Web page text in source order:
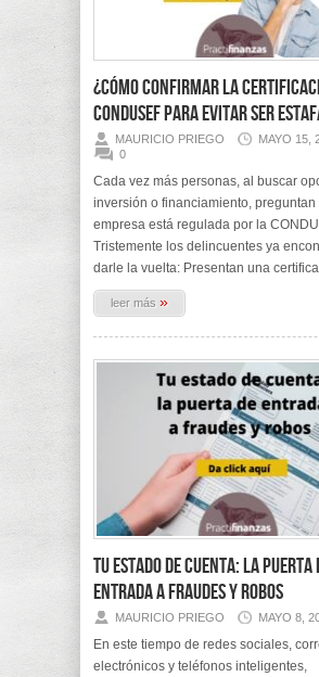
¿Cómo confirmar la
CONDUSEF para evitar ser
MAURICIO PRIEGO
MAYO 15,
0
Cada vez más personas, al buscar
inversión o financiamiento, preguntan
empresa está regulada por la
Tristemente los delincuentes ya
darle la vuelta: Presentan una
leer más »
Tu Estado de Cuenta: La puerta
entrada a fraudes y robos
MAURICIO PRIEGO MAYO 8,
En este tiempo de redes sociales,
electrónicos y teléfonos inteligentes,